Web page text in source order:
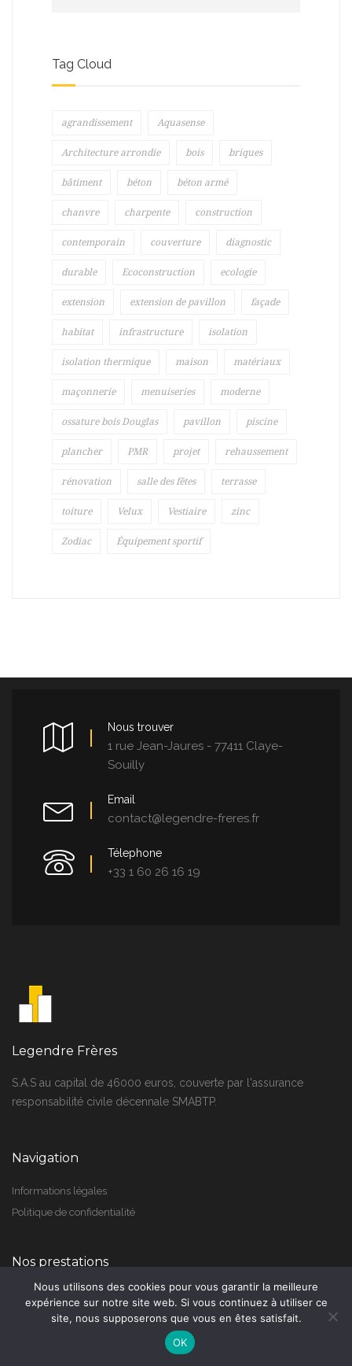
Tag Cloud
agrandissement Aquasense
Architecture arrondie bois briques
bâtiment béton béton armé
chanvre charpente construction
contemporain couverture diagnostic
durable Ecoconstruction ecologie
extension extension de pavillon façade
habitat infrastructure isolation
isolation thermique maison matériaux
maçonnerie menuiseries moderne
ossature bois Douglas pavillon piscine
plancher PMR projet rehaussement
rénovation salle des fêtes terrasse
toiture Velux Vestiaire zinc
Zodiac Équipement sportif
Nous trouver
1 rue Jean-Jaures - 77411 Claye-
Souilly
Email
contact@legendre-freres.fr
Télephone
+33 1 60 26 16 19
Legendre Frères
S.A.S au capital de 46000 euros, couverte par l'assurance
responsabilité civile décennale SMABTP.
Navigation
Informations légales
Politique de confidentialité
Nos prestations
Rénovation
Nous utilisons des cookies pour vous garantir la meilleure
expérience sur notre site web. Si vous continuez à utiliser ce
site, nous supposerons que vous en êtes satisfait.
OK